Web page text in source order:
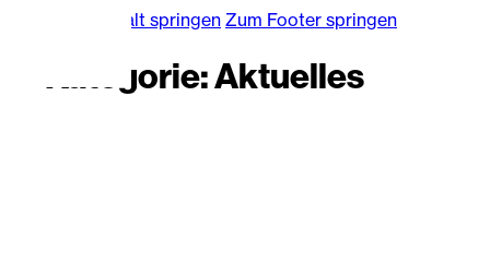
Zum Hauptinhalt springen Zum Footer springen
Kategorie:Aktuelles